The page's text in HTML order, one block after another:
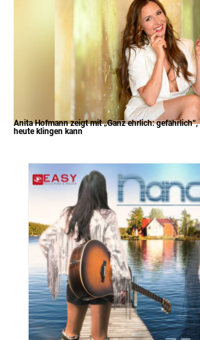
Anita Hofmann zeigt mit „Ganz ehrlich:
heute klingen kann